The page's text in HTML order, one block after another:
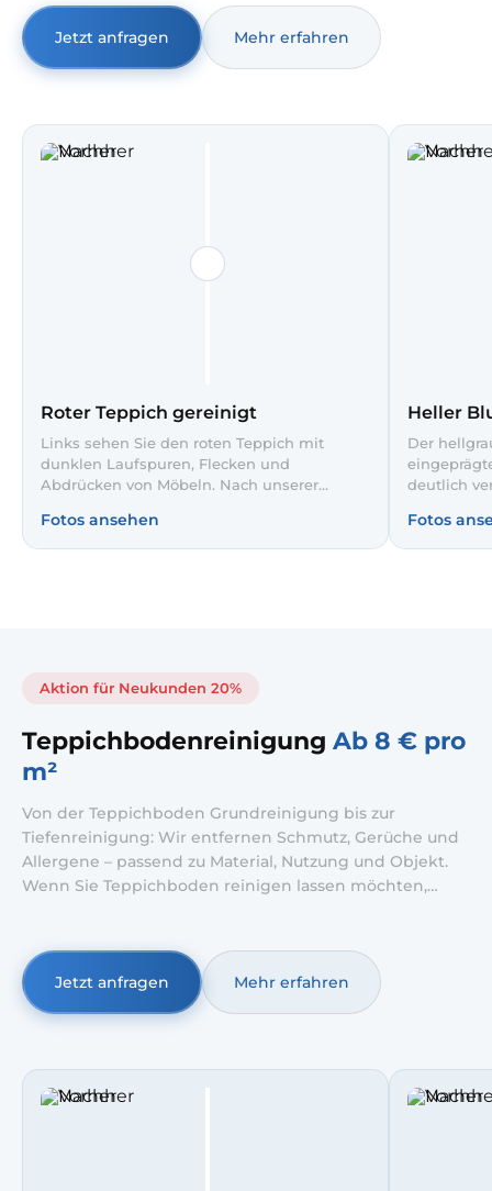
koordinierter Rückgabe oder Teppichreinigung mit
Hausbesuch – besonders praktisch, wenn Sie Teppich
waschen lassen möchten, ohne Transportaufwand.
Jetzt anfragen Mehr erfahren
Roter Teppich gereinigt
Links sehen Sie den roten Teppich mit
dunklen Laufspuren, Flecken und
Abdrücken von Möbeln. Nach unserer
Oberfläche wieder gleichmäßig und der
Rotton deutlich intensiver. So wird der
Fotos ansehen
Heller
Der
deutlich
rechts
Farbe
Fotos
Aktion für Neukunden 20%
Teppichbodenreinigung Ab 8 € pro
m²
Von der Teppichboden Grundreinigung bis zur
Tiefenreinigung: Wir entfernen Schmutz, Gerüche und
Allergene – passend zu Material, Nutzung und Objekt.
Wenn Sie Teppichboden reinigen lassen möchten,
Jetzt anfragen Mehr erfahren